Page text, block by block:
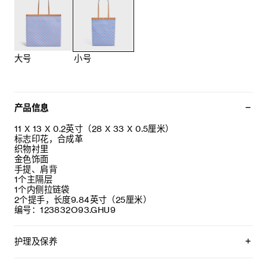
大号 小号
产品信息
11 X 13 X 0.2英寸（28 X 33 X 0.5厘米）
标志印花，合成革
织物衬里
金色饰面
手提、肩背
1个主隔层
1个内侧拉链袋
2个提手，长度9.84英寸（25厘米）
编号：123832O93.GHU9
护理及保养